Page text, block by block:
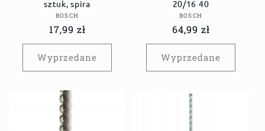
sztuk, spira
Dostawca:
BOSCH
Cena
regularna
17,99 zł
Wyprzedane
20/16 40
Dostawca:
BOSCH
Cena
regularna
64,99 zł
Wyprzedane